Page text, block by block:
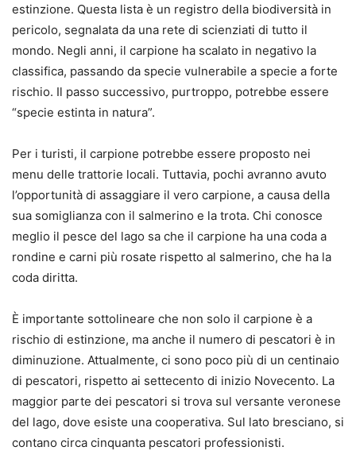
estinzione. Questa lista è un registro della biodiversità in
pericolo, segnalata da una rete di scienziati di tutto il
mondo. Negli anni, il carpione ha scalato in negativo la
classifica, passando da specie vulnerabile a specie a forte
rischio. Il passo successivo, purtroppo, potrebbe essere
“specie estinta in natura”.
Per i turisti, il carpione potrebbe essere proposto nei
menu delle trattorie locali. Tuttavia, pochi avranno avuto
l’opportunità di assaggiare il vero carpione, a causa della
sua somiglianza con il salmerino e la trota. Chi conosce
meglio il pesce del lago sa che il carpione ha una coda a
rondine e carni più rosate rispetto al salmerino, che ha la
coda diritta.
È importante sottolineare che non solo il carpione è a
rischio di estinzione, ma anche il numero di pescatori è in
diminuzione. Attualmente, ci sono poco più di un centinaio
di pescatori, rispetto ai settecento di inizio Novecento. La
maggior parte dei pescatori si trova sul versante veronese
del lago, dove esiste una cooperativa. Sul lato bresciano, si
contano circa cinquanta pescatori professionisti.